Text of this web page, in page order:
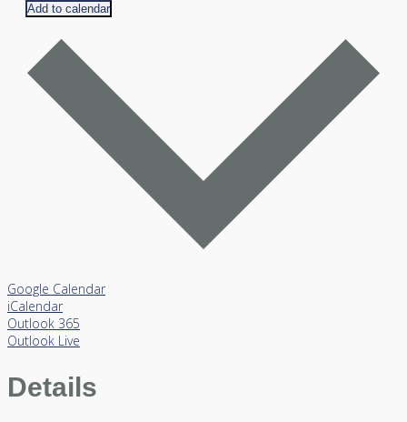
Add to calendar
Google Calendar
iCalendar
Outlook 365
Outlook Live
Details